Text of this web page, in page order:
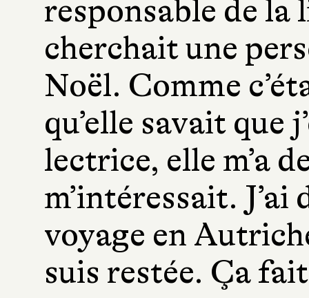
responsable de la
cherchait une
Noël. Comme
qu’elle savait que
lectrice, elle m’a
m’intéressait.
voyage en
suis restée. Ça